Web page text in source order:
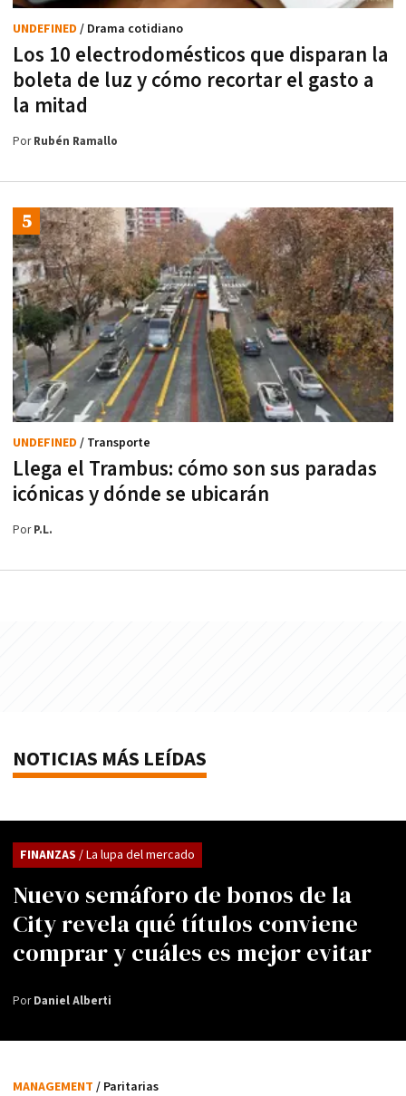
Los 10 electrodomésticos que disparan la
boleta de luz y cómo recortar el gasto a
la mitad
UNDEFINED / Drama cotidiano
PorRubén Ramallo
Llega el Trambus: cómo son sus paradas
icónicas y dónde se ubicarán
UNDEFINED / Transporte
PorP.L.
NOTICIAS MÁS LEÍDAS
Nuevo semáforo de bonos de la
City revela qué títulos conviene
comprar y cuáles es mejor evitar
FINANZAS / La lupa del mercado
PorDaniel Alberti
MANAGEMENT / Paritarias